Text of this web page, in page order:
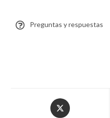
Preguntas y respuestas